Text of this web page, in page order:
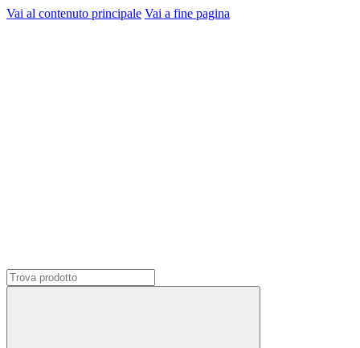
Vai al contenuto principale Vai a fine pagina